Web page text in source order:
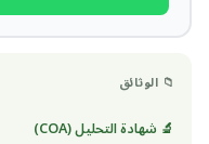
📁 الوثائق
🔬 شهادة التحليل (COA)